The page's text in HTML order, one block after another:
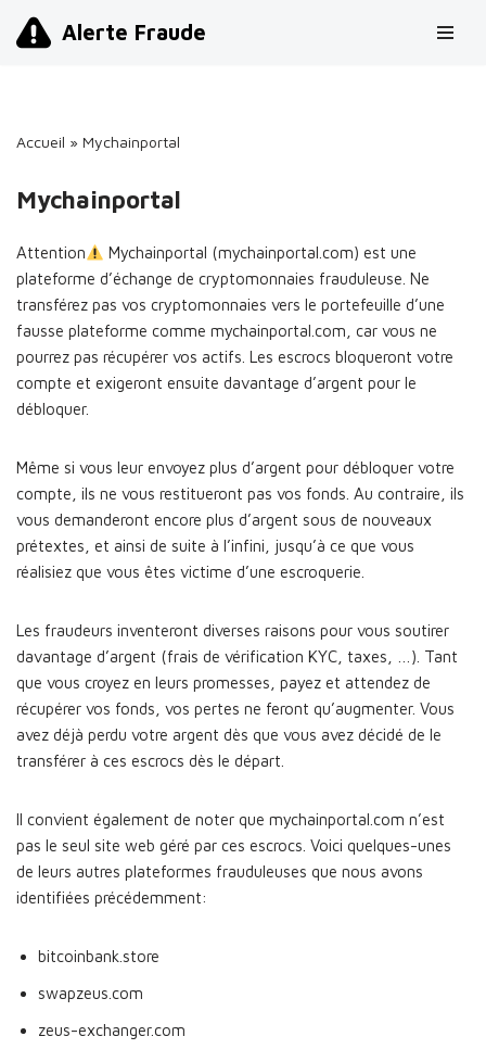
Alerte Fraude
Accueil » Mychainportal
Mychainportal
Attention
Mychainportal (mychainportal.com) est une
plateforme d’échange de cryptomonnaies frauduleuse. Ne
transférez pas vos cryptomonnaies vers le portefeuille d’une
fausse plateforme comme mychainportal.com, car vous ne
pourrez pas récupérer vos actifs. Les escrocs bloqueront votre
compte et exigeront ensuite davantage d’argent pour le
débloquer.
Même si vous leur envoyez plus d’argent pour débloquer votre
compte, ils ne vous restitueront pas vos fonds. Au contraire, ils
vous demanderont encore plus d’argent sous de nouveaux
prétextes, et ainsi de suite à l’infini, jusqu’à ce que vous
réalisiez que vous êtes victime d’une escroquerie.
Les fraudeurs inventeront diverses raisons pour vous soutirer
davantage d’argent (frais de vérification KYC, taxes, …). Tant
que vous croyez en leurs promesses, payez et attendez de
récupérer vos fonds, vos pertes ne feront qu’augmenter. Vous
avez déjà perdu votre argent dès que vous avez décidé de le
transférer à ces escrocs dès le départ.
Il convient également de noter que mychainportal.com n’est
pas le seul site web géré par ces escrocs. Voici quelques-unes
de leurs autres plateformes frauduleuses que nous avons
identifiées précédemment:
bitcoinbank.store
swapzeus.com
zeus-exchanger.com